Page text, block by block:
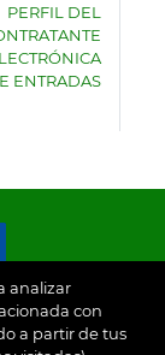
analizar
con
a partir de tus
PERFIL DEL
ENTRADAS